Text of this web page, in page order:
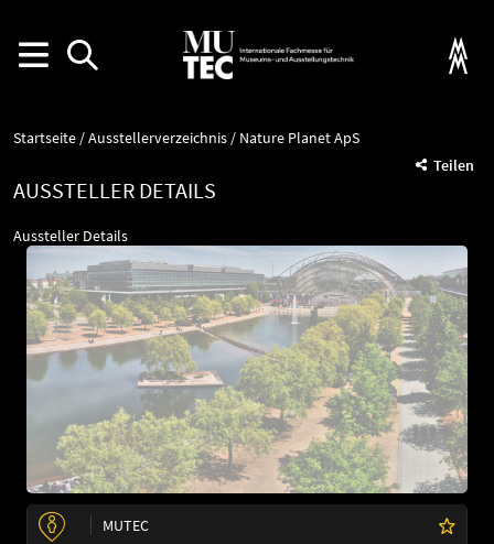
Startseite Ausstellerverzeichnis
Nature Planet ApS
Teilen
AUSSTELLER DETAILS
Aussteller Details
MUTEC